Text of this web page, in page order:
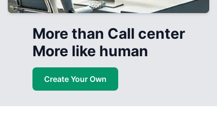
More than Call center
More like human
Create Your Own